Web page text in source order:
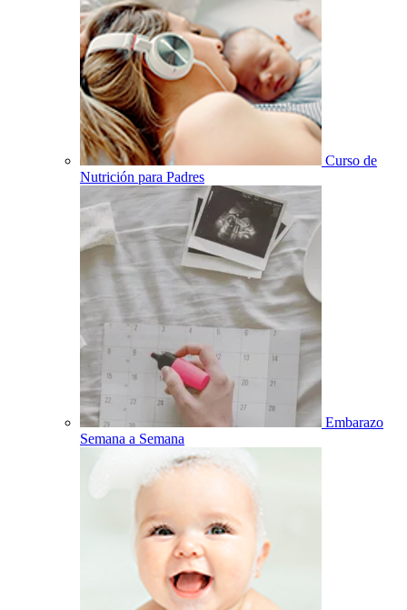
Curso de
Nutrición para Padres
Embarazo
Semana a Semana